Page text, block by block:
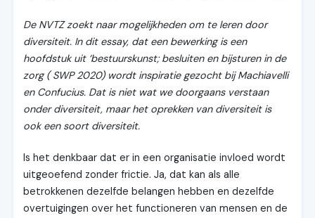
De NVTZ zoekt naar mogelijkheden om te leren door
diversiteit. In dit essay, dat een bewerking is een
hoofdstuk uit ‘bestuurskunst; besluiten en bijsturen in de
zorg ( SWP 2020) wordt inspiratie gezocht bij Machiavelli
en Confucius. Dat is niet wat we doorgaans verstaan
onder diversiteit, maar het oprekken van diversiteit is
ook een soort diversiteit.
Is het denkbaar dat er in een organisatie invloed wordt
uitgeoefend zonder frictie. Ja, dat kan als alle
betrokkenen dezelfde belangen hebben en dezelfde
overtuigingen over het functioneren van mensen en de